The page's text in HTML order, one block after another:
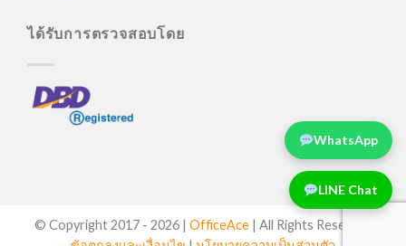
ได้รับการตรวจสอบโดย
© Copyright 2017 - 2026 | OfficeAce | All Rights Reserved
LINE Chat
WhatsApp